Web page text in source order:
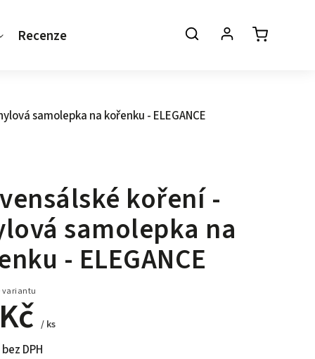
Recenze
samolepka na kořenku - ELEGANCE
koření -
samolepka na
- ELEGANCE
variantu
/ ks
DPH